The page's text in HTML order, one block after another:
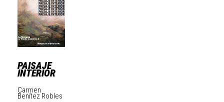
PAISAJE
INTERIOR
Carmen
Benítez Robles